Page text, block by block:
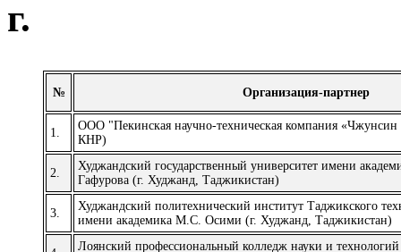
г.
№ Организация-партнер
1.
OOO "Пекинская научно-техническая компания
КНР)
2.
Худжандский государственный университет имени
Гафурова (г. Худжанд, Таджикистан)
3.
Худжандский политехнический институт Таджикского
имени академика М.С. Осими (г. Худжанд, Таджикистан)
Лоянский профессиональный колледж науки и